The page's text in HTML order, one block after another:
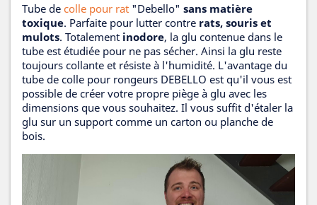
Tube de colle pour rat "Debello" sans matière
toxique. Parfaite pour lutter contre rats, souris et
mulots. Totalement inodore, la glu contenue dans le
tube est étudiée pour ne pas sécher. Ainsi la glu reste
toujours collante et résiste à l'humidité. L'avantage du
tube de colle pour rongeurs DEBELLO est qu'il vous est
possible de créer votre propre piège à glu avec les
dimensions que vous souhaitez. Il vous suffit d'étaler la
glu sur un support comme un carton ou planche de
bois.